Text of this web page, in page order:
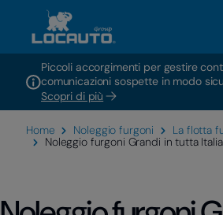
Piccoli accorgimenti per gestire
comunicazioni sospette in modo
Scopri di più
Home Noleggio furgoni
La flotta
Noleggio furgoni Grandi in tutta